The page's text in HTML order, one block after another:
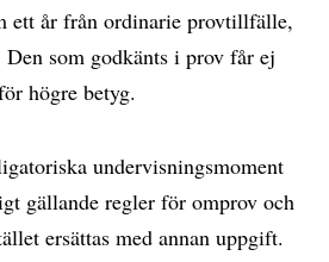
ett år från ordinarie provtillfälle,
som godkänts i prov får ej
högre betyg.
undervisningsmoment
gällande regler för omprov och
ersättas med annan uppgift.